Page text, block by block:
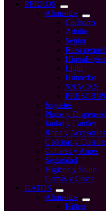
compraPERROS
Alimentos
Cachorro
Adulto
Senior
Raza
Light
Húmedos
SNACKS
Juguetes
Platos y
Jaulas y Caniles
Ropa y Accesorios
Cadenas y
Collares y Arnés
Seguridad
Higiene y Salud
Camas y Casas
GATOS
Alimentos
Kitten